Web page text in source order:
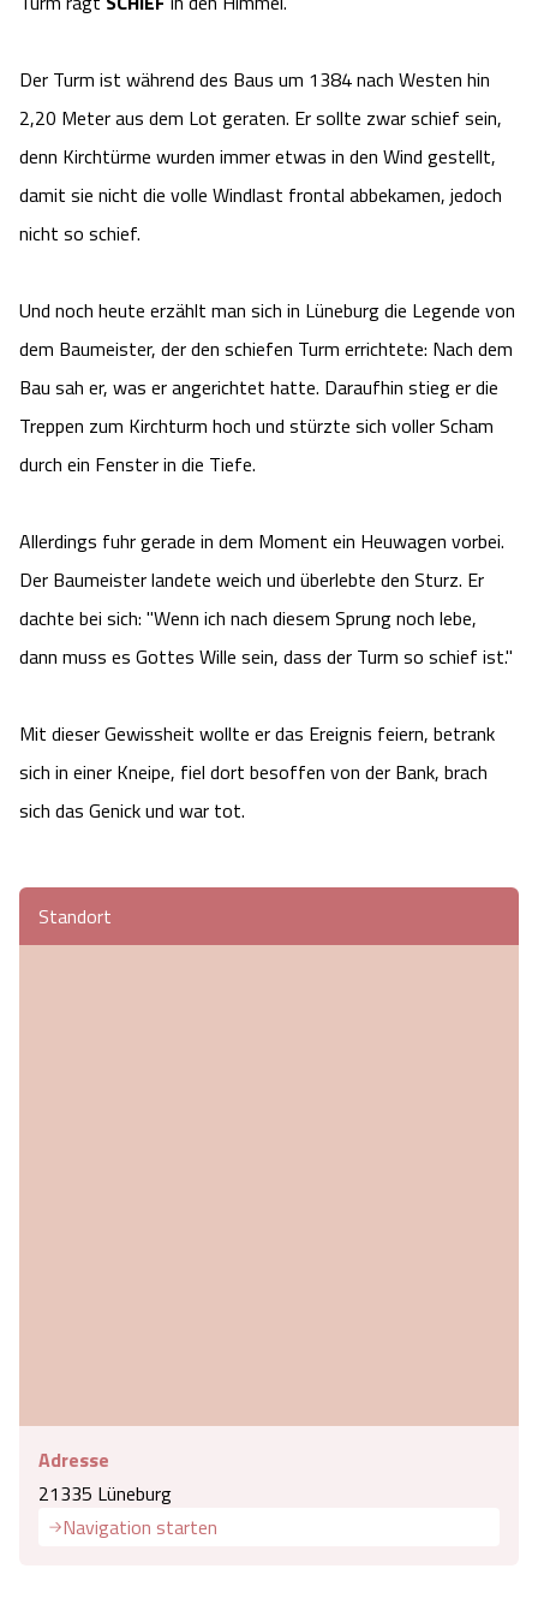
Urlaub auf dem Bauernhof
Urlaub mit Hund
Anreise
Videos
Angebote
Kontakt
Regionale Küche
HeideSpezialitäten
Unterkünfte
Naturhotels
Urlaub auf dem Bauernhof
Landschaftsführungen
Wildpark Schwarze Berge
Otter Zentrum
Snow World Bispingen
Ralf Schumacher Kart & Bowl
Battle Kart Bispingen
Adventure District Bispingen
Unterkünfte
Kulinarisches Celle
Unterkünfte Celle
Der Turm ist während des Baus um 1384 nach Westen hin
2,20 Meter aus dem Lot geraten. Er sollte zwar schief sein,
denn Kirchtürme wurden immer etwas in den Wind gestellt,
damit sie nicht die volle Windlast frontal abbekamen, jedoch
nicht so schief.
Und noch heute erzählt man sich in Lüneburg die Legende von
dem Baumeister, der den schiefen Turm errichtete: Nach dem
Bau sah er, was er angerichtet hatte. Daraufhin stieg er die
Treppen zum Kirchturm hoch und stürzte sich voller Scham
durch ein Fenster in die Tiefe.
Allerdings fuhr gerade in dem Moment ein Heuwagen vorbei.
Der Baumeister landete weich und überlebte den Sturz. Er
dachte bei sich: "Wenn ich nach diesem Sprung noch lebe,
dann muss es Gottes Wille sein, dass der Turm so schief ist."
Mit dieser Gewissheit wollte er das Ereignis feiern, betrank
sich in einer Kneipe, fiel dort besoffen von der Bank, brach
sich das Genick und war tot.
Standort
Adresse
21335 Lüneburg
Navigation starten